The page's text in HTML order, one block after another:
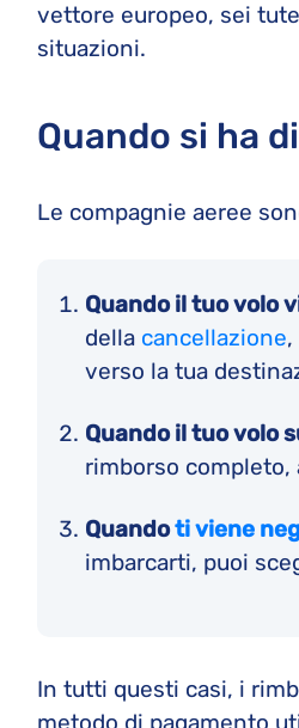
vettore europeo, sei
situazioni.
Quando si ha
Le compagnie aeree
Quando il tuo volo
della cancellazione
verso la tua
Quando il tuo volo
rimborso completo,
Quandoti viene
imbarcarti, puoi
In tutti questi casi, i